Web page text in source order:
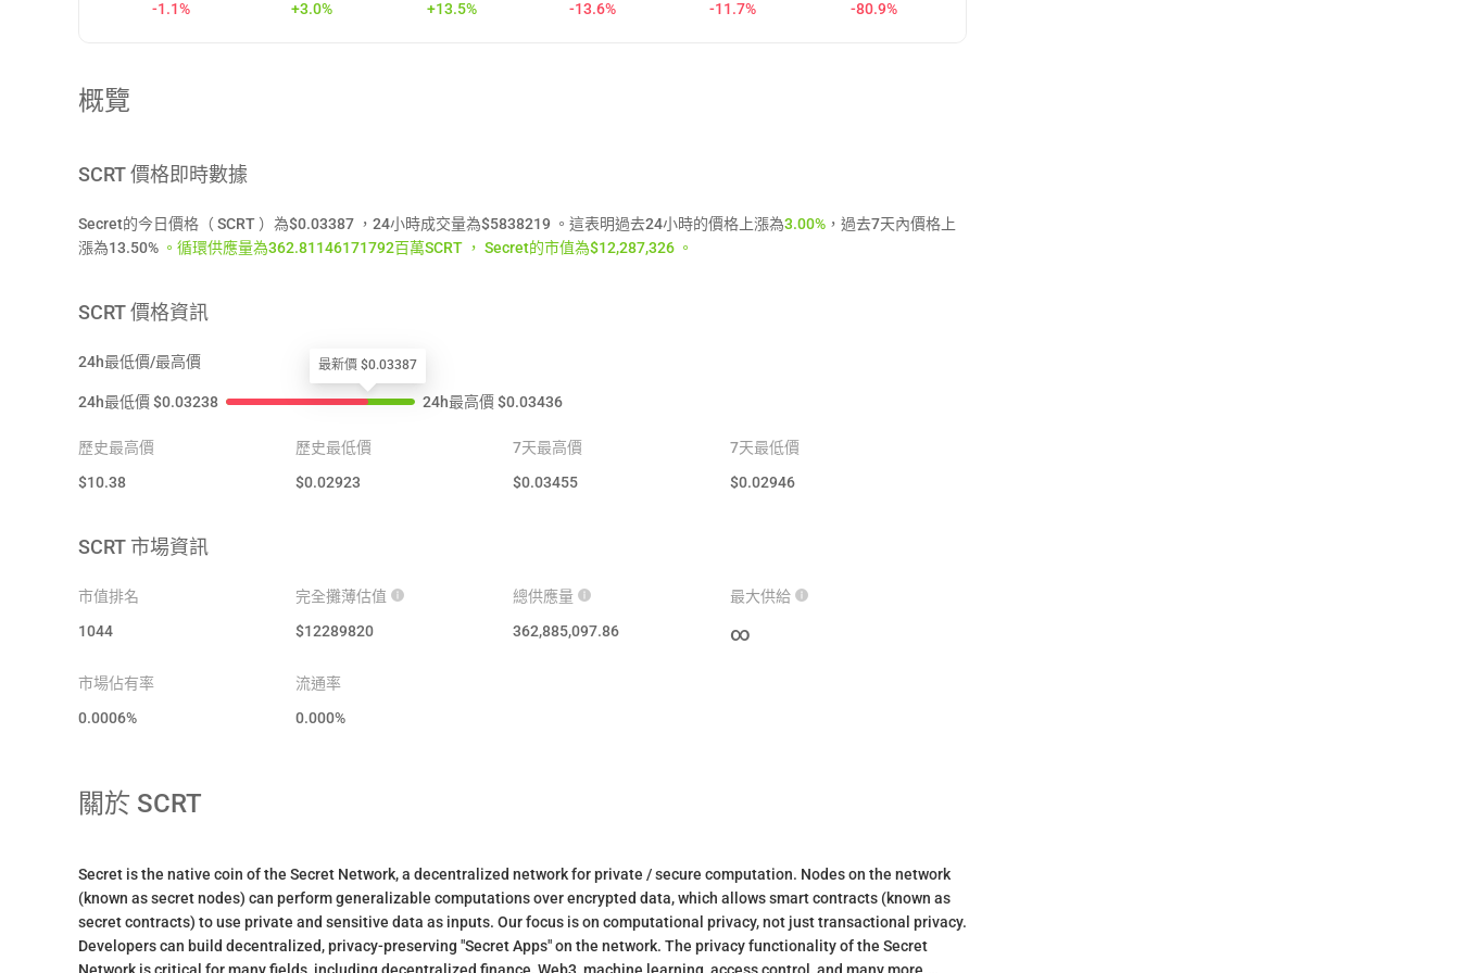
-1.1% +3.0% +13.5% -13.6% -11.7% -80.9%
概覽
SCRT價格即時數據
Secret的今日價格（ SCRT ）為$0.03387 ，24小時成交量為$5838219 。這表明過去24小時的價格上漲為3.00% ，過去7天內價格上
漲為13.50% 。循環供應量為362.81146171792百萬SCRT ， Secret的市值為$12,287,326 。
SCRT價格資訊
24h最低價/最高價
24h最低價 $0.03238
最新價 $0.03387
24h最高價 $0.03436
歷史最高價
$10.38
歷史最低價
$0.02923
7天最高價
$0.03455
7天最低價
$0.02946
SCRT 市場資訊
市值排名
1044
完全攤薄估值
$12289820
總供應量
362,885,097.86
最大供給
∞
市場佔有率
0.0006%
流通率
0.000%
關於 SCRT
Secret is the native coin of the Secret Network, a decentralized network for private / secure computation. Nodes on the network
(known as secret nodes) can perform generalizable computations over encrypted data, which allows smart contracts (known as
secret contracts) to use private and sensitive data as inputs. Our focus is on computational privacy, not just transactional privacy.
Developers can build decentralized, privacy-preserving "Secret Apps" on the network. The privacy functionality of the Secret